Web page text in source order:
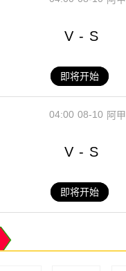
V - S
即将开始
08-10
04:00 阿甲
V - S
即将开始